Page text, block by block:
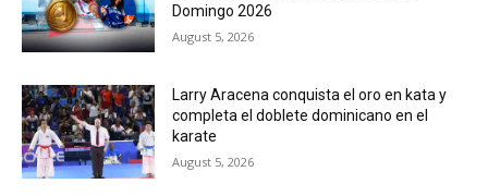
Domingo 2026
August 5, 2026
Larry Aracena conquista el oro en kata y
completa el doblete dominicano en el
karate
August 5, 2026